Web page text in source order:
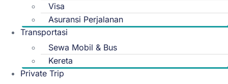
Visa
Asuransi Perjalanan
Transportasi
Sewa Mobil & Bus
Kereta
Private Trip